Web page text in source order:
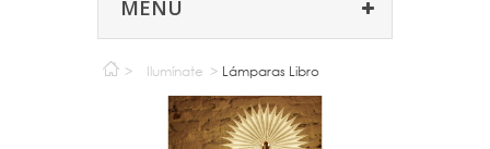
MENÚ
> Ilumínate > Lámparas Libro